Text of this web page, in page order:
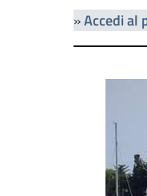
»Accedi al